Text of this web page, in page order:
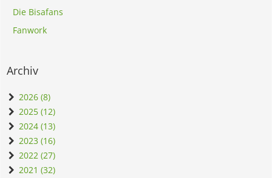
Die Bisafans
Fanwork
Archiv
2026 (8)
2025 (12)
2024 (13)
2023 (16)
2022 (27)
2021 (32)